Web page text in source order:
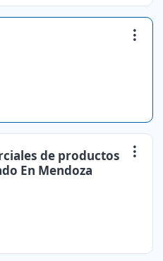
de productos
En Mendoza